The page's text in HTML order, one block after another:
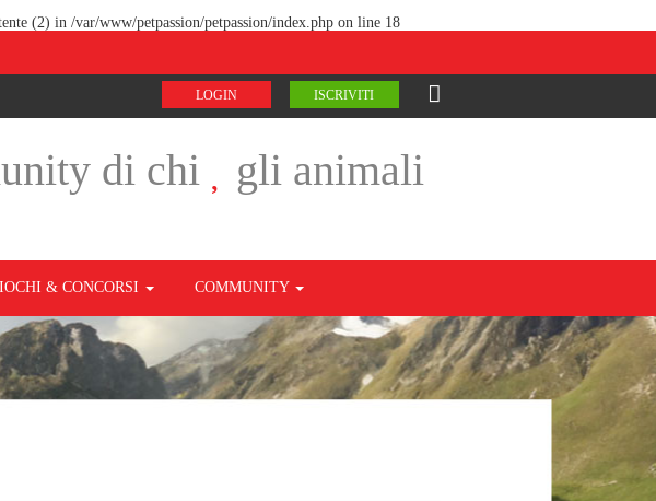
(2) in /var/www/petpassion/petpassion/index.php on line 18
LOGIN ISCRIVITI
di chi gli animali
& CONCORSI COMMUNITY